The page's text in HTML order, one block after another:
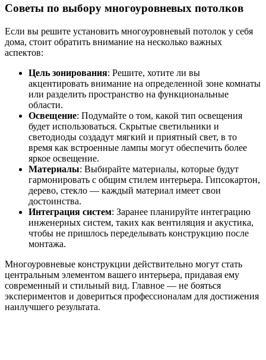
Советы по выбору многоуровневых потолков
Если вы решите установить многоуровневый потолок у себя
дома, стоит обратить внимание на несколько важных
аспектов:
Цель зонирования: Решите, хотите ли вы
акцентировать внимание на определенной зоне комнаты
или разделить пространство на функциональные
области.
Освещение: Подумайте о том, какой тип освещения
будет использоваться. Скрытые светильники и
светодиоды создадут мягкий и приятный свет, в то
время как встроенные лампы могут обеспечить более
яркое освещение.
Материалы: Выбирайте материалы, которые будут
гармонировать с общим стилем интерьера. Гипсокартон,
дерево, стекло — каждый материал имеет свои
достоинства.
Интеграция систем: Заранее планируйте интеграцию
инженерных систем, таких как вентиляция и акустика,
чтобы не пришлось переделывать конструкцию после
монтажа.
Многоуровневые конструкции действительно могут стать
центральным элементом вашего интерьера, придавая ему
современный и стильный вид. Главное — не бояться
экспериментов и довериться профессионалам для достижения
наилучшего результата.